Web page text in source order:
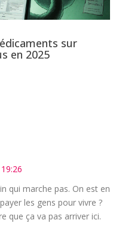
sur
en 2025
qui marche pas. On est en
les gens pour vivre ?
que ça va pas arriver ici.